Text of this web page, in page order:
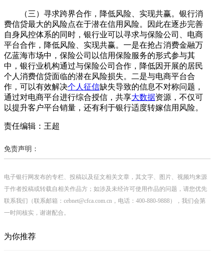
（三）寻求跨界合作，降低风险、实现共赢。银行消
费信贷最大的风险点在于潜在信用风险。因此在逐步完善
自身风控体系的同时，银行业可以寻求与保险公司、电商
平台合作，降低风险、实现共赢。一是在抢占消费金融万
亿蓝海市场中，保险公司以信用保险服务的形式参与其
中，银行业机构通过与保险公司合作，降低因开展的居民
个人消费信贷面临的潜在风险损失。二是与电商平台合
作，可以有效解决个人征信缺失导致的信息不对称问题，
通过对电商平台进行综合授信，共享大数据资源，不仅可
以提升客户平台销量，还有利于银行适度转嫁信用风险。
责任编辑：王超
免责声明：
电子银行网发布的专栏、投稿以及征文相关文章，其文字、图片、视频均来源
于作者投稿或转载自相关作品方；如涉及未经许可使用作品的问题，请您优先
联系我们（联系邮箱：cebnet@cfca.com.cn，电话：400-880-9888），我们会第
一时间核实，谢谢配合。
为你推荐